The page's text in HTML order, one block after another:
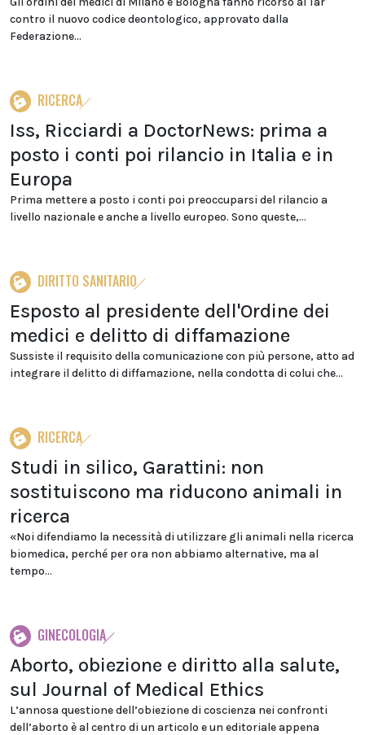
contro il nuovo codice deontologico, approvato dalla
Federazione...
RICERCA
Iss, Ricciardi a DoctorNews: prima a
posto i conti poi rilancio in Italia e in
Europa
Prima mettere a posto i conti poi preoccuparsi del rilancio a
livello nazionale e anche a livello europeo. Sono queste,...
DIRITTO SANITARIO
Esposto al presidente dell'Ordine dei
medici e delitto di diffamazione
Sussiste il requisito della comunicazione con più persone, atto ad
integrare il delitto di diffamazione, nella condotta di colui che...
RICERCA
Studi in silico, Garattini: non
sostituiscono ma riducono animali in
ricerca
«Noi difendiamo la necessità di utilizzare gli animali nella ricerca
biomedica, perché per ora non abbiamo alternative, ma al
tempo...
GINECOLOGIA
Aborto, obiezione e diritto alla salute,
sul Journal of Medical Ethics
L’annosa questione dell’obiezione di coscienza nei confronti
dell’aborto è al centro di un articolo e un editoriale appena